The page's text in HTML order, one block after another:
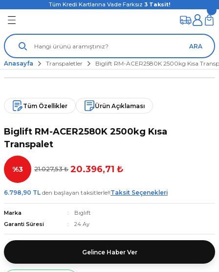
Tüm Kredi Kartlarına Vade Farksız 3 Taksit!
ARA
Anasayfa Transpaletler Biglift RM-ACER2580K 2500kg Kısa
Tüm Özellikler Ürün Açıklaması
Biglift RM-ACER2580K 2500kg Kısa
Transpalet
%3 21.027,53 ₺ 20.396,71 ₺
6.798,90 TL den başlayan taksitlerle!!Taksit Seçenekleri
Marka
Bıglıft
Garanti Süresi
24 Ay
Gelince Haber Ver